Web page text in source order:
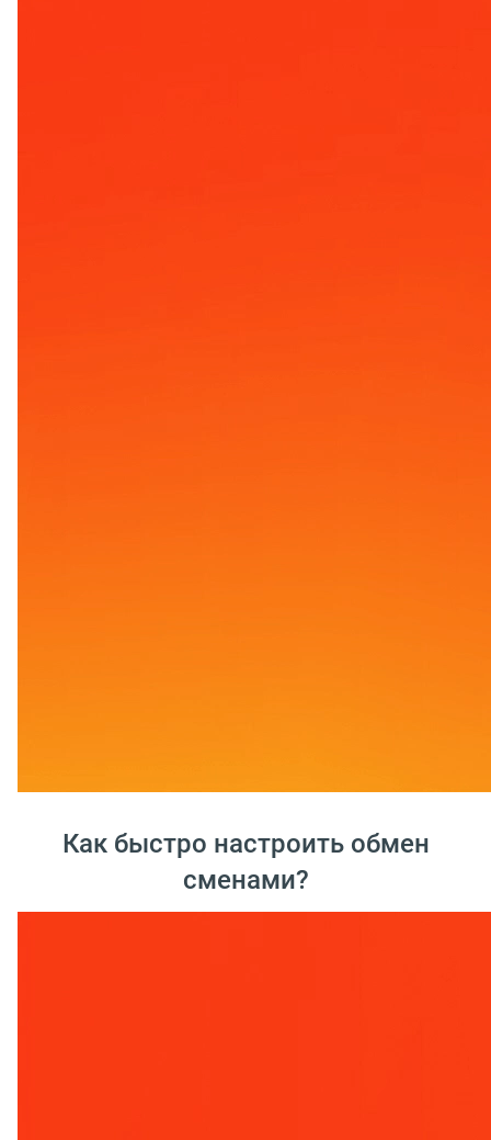
Как быстро настроить обмен
сменами?